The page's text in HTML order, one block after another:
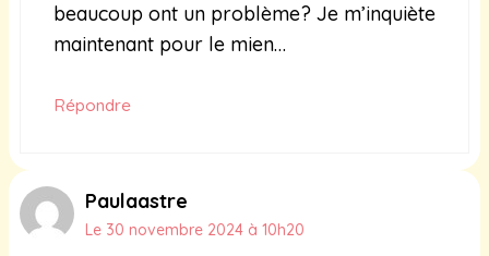
beaucoup ont un problème? Je m’inquiète
maintenant pour le mien…
Répondre
Paulaastre
Le 30 novembre 2024 à 10h20